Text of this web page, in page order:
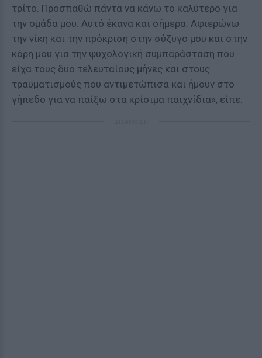
τρίτο. Προσπαθώ πάντα να κάνω το καλύτερο για
την ομάδα μου. Αυτό έκανα και σήμερα. Αφιερώνω
την νίκη και την πρόκριση στην σύζυγο μου και στην
κόρη μου για την ψυχολογική συμπαράσταση που
είχα τους δυο τελευταίους μήνες και στους
τραυματισμούς που αντιμετώπισα και ήμουν στο
γήπεδο για να παίξω στα κρίσιμα παιχνίδια», είπε.